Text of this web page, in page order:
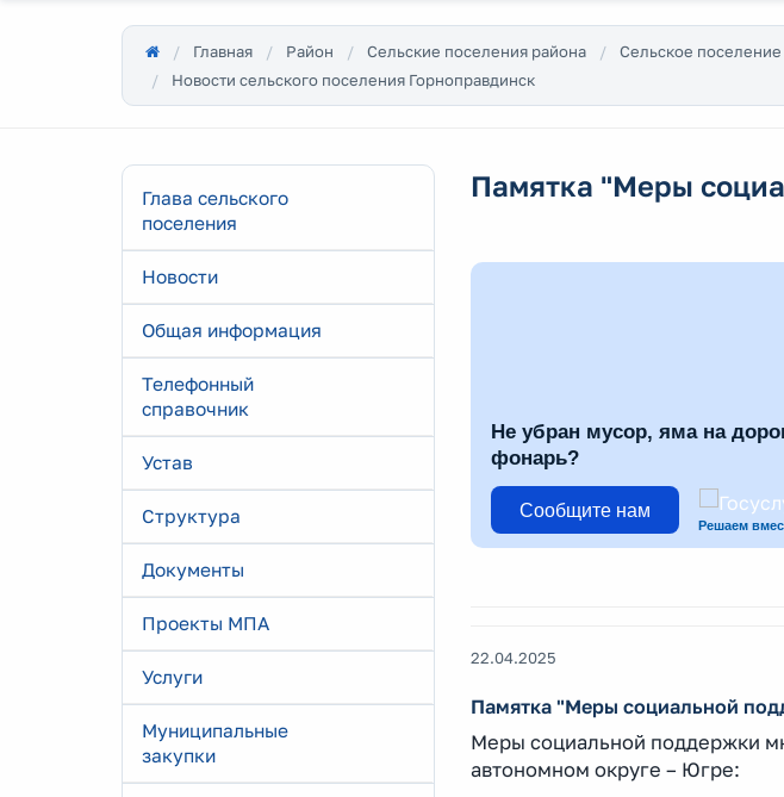
Главная Район Сельские поселения района
Сельское
Новости сельского поселения Горноправдинск
Глава сельского
поселения
Новости
Общая информация
Телефонный
справочник
Устав
Структура
Документы
Проекты МПА
Услуги
Муниципальные
закупки
Памятка "Меры
Не убран мусор, яма на
фонарь?
Сообщите нам
Решаем
22.04.2025
Памятка "Меры социальной
Меры социальной поддержки
автономном округе – Югре: